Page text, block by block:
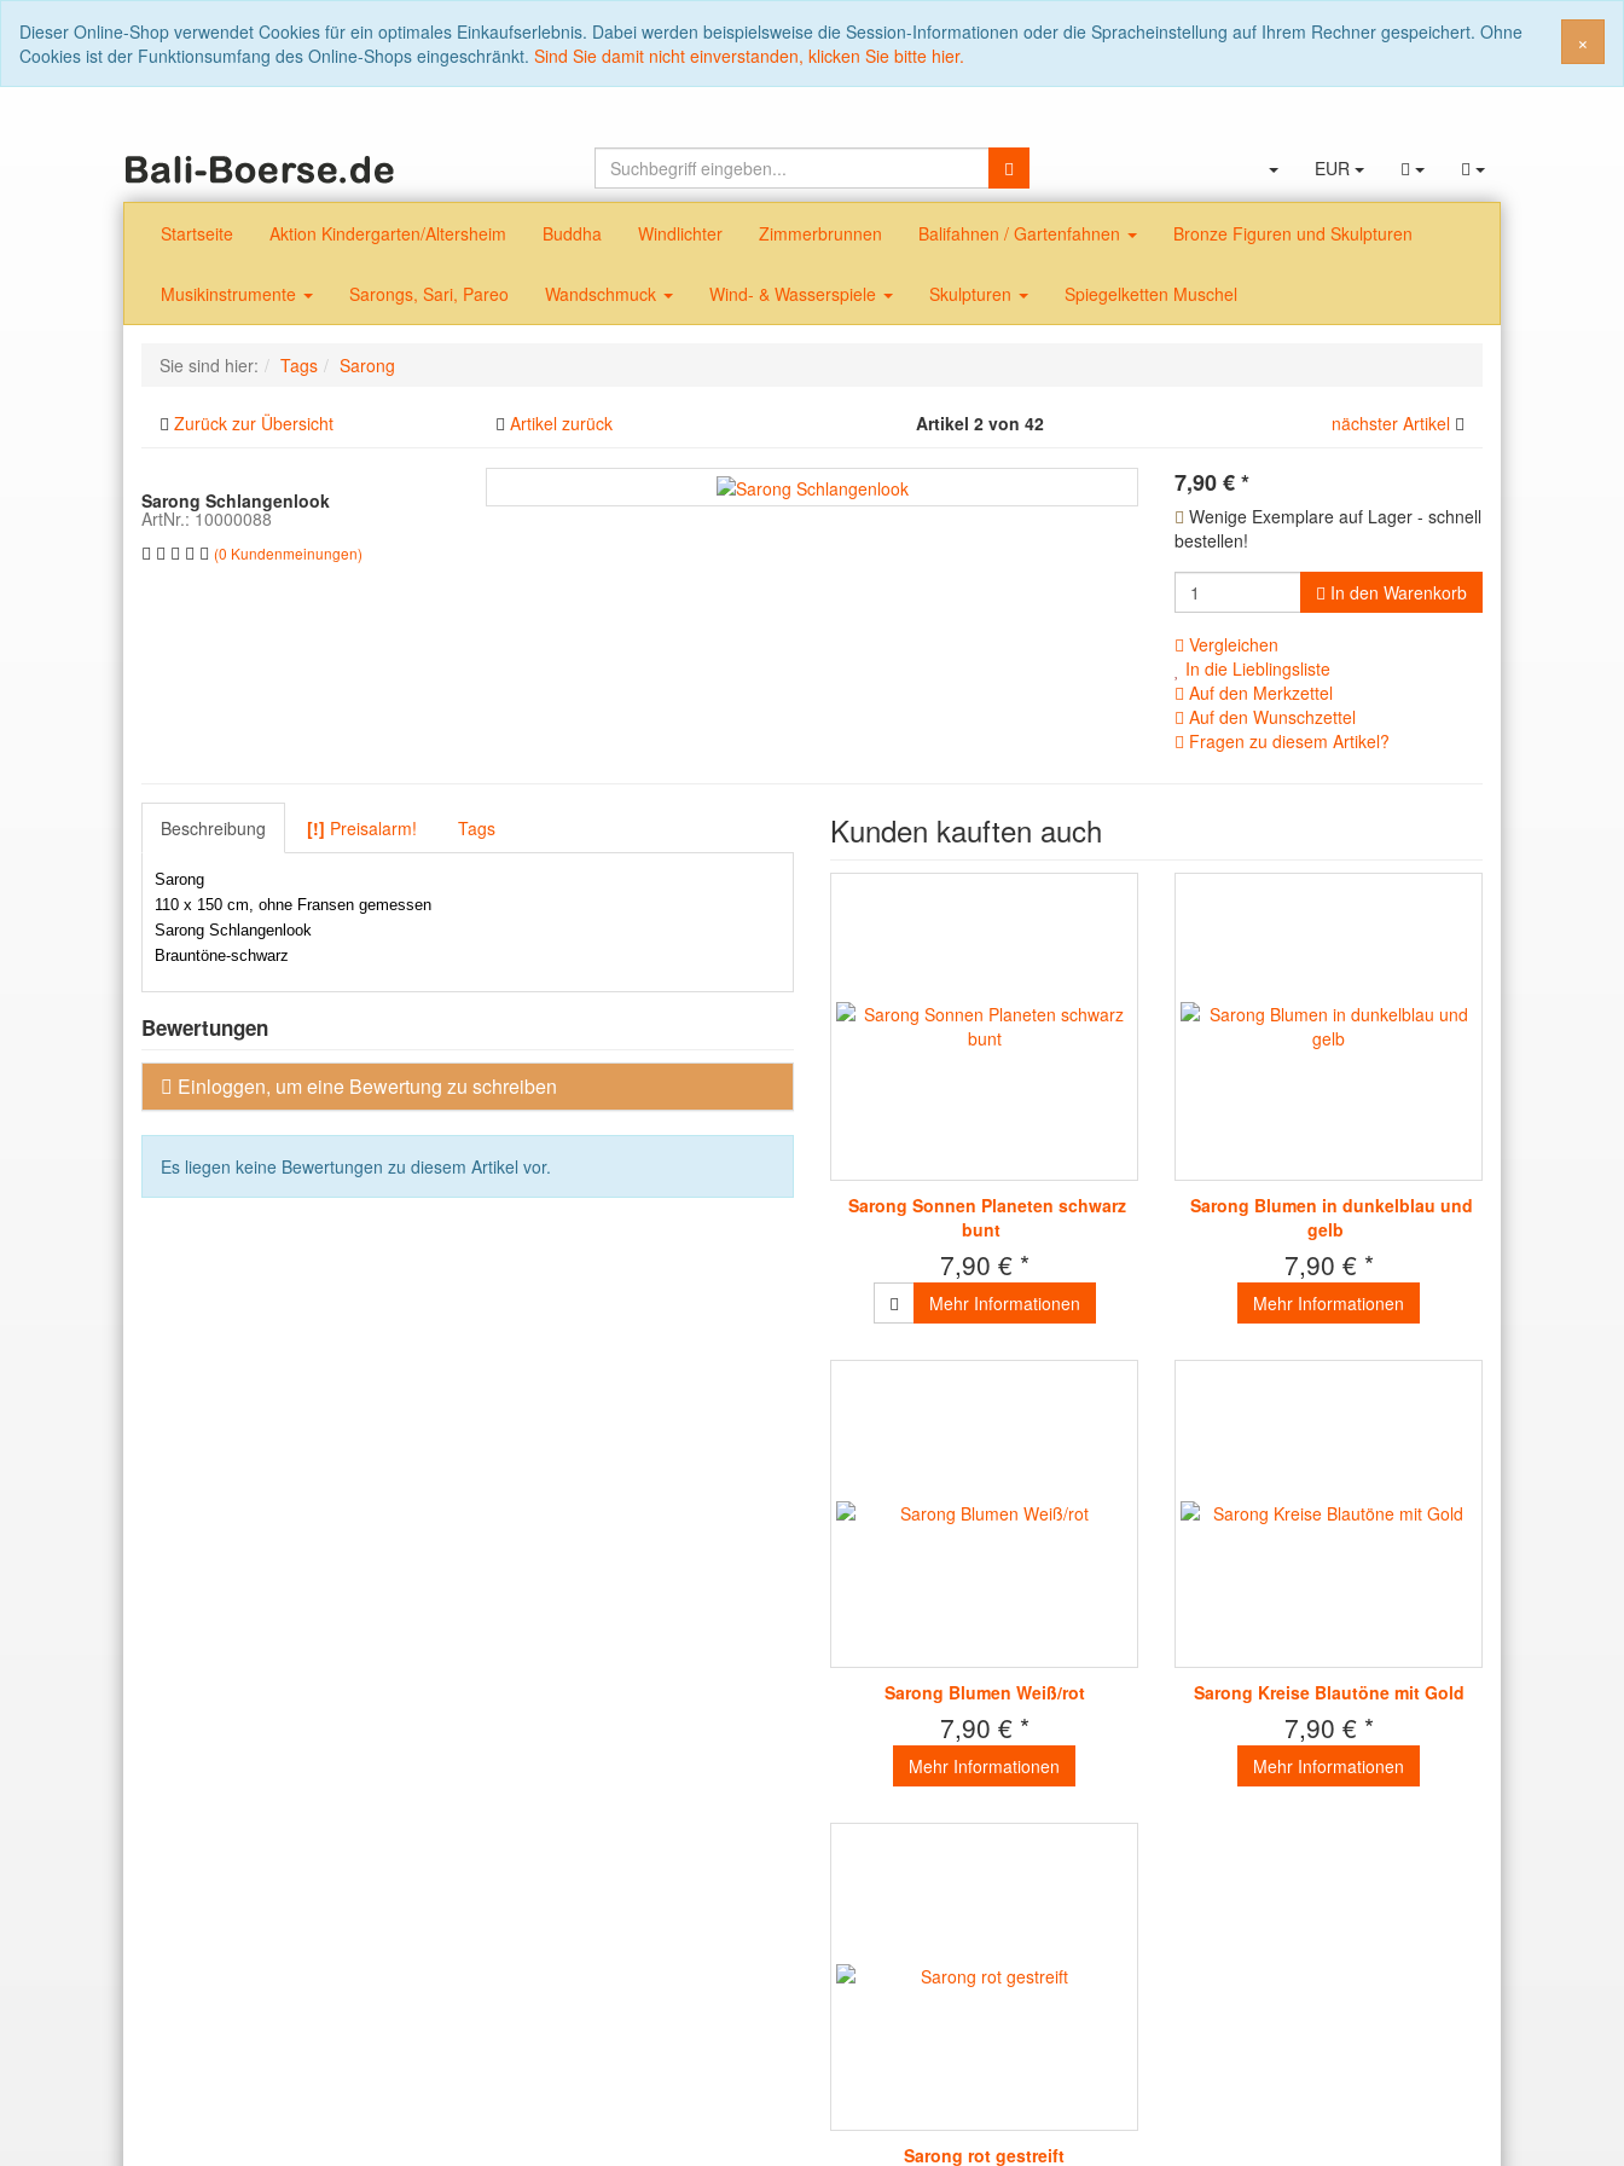
×
Dieser Online-Shop verwendet Cookies für ein optimales Einkaufserlebnis. Dabei werden beispielsweise die Session-Informationen oder die Spracheinstellung auf Ihrem Rechner gespeichert. Ohne
Cookies ist der Funktionsumfang des Online-Shops eingeschränkt. Sind Sie damit nicht einverstanden, klicken Sie bitte hier.
EUR
Startseite Aktion Kindergarten/Altersheim Buddha Windlichter Zimmerbrunnen Balifahnen / Gartenfahnen Bronze Figuren und Skulpturen
Musikinstrumente Sarongs, Sari, Pareo Wandschmuck Wind- & Wasserspiele Skulpturen Spiegelketten Muschel
Sie sind hier: Tags Sarong
Zurück zur Übersicht Artikel zurück Artikel 2 von 42 nächster Artikel
Sarong Schlangenlook
ArtNr.: 10000088
(0 Kundenmeinungen)
7,90€*
Wenige Exemplare auf Lager - schnell
bestellen!
In den Warenkorb
Vergleichen
In die Lieblingsliste
Auf den Merkzettel
Auf den Wunschzettel
Fragen zu diesem Artikel?
Beschreibung [!] Preisalarm! Tags
Sarong
110 x 150 cm, ohne Fransen gemessen
Sarong Schlangenlook
Brauntöne-schwarz
Bewertungen
Einloggen, um eine Bewertung zu schreiben
Es liegen keine Bewertungen zu diesem Artikel vor.
Kunden kauften auch
Sarong Sonnen Planeten schwarz
bunt
7,90 € *
Mehr Informationen
Sarong Blumen in dunkelblau und
gelb
7,90 € *
Mehr Informationen
Sarong Blumen Weiß/rot
7,90 € *
Mehr Informationen
Sarong Kreise Blautöne mit Gold
7,90 € *
Mehr Informationen
Sarong rot gestreift